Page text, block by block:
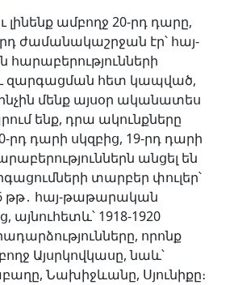
ամբողջ 20-րդ դարը,
ժամանակաշրջան էր՝ հայ-
զարգացման հետ կապված,
մենք այսօր ականատես
ենք, դրա ակունքները
րդ դարի սկզբից, 19-րդ դարի
անցել են
տարբեր փուլեր՝
թթ․ հայ-թաթարական
այնուհետև՝ 1918-1920
որոնք
Այսրկովկասը, նաև՝
Նախիջևանը, Սյունիքը։